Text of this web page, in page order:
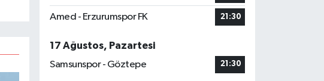
Amed - Erzurumspor FK 21:30
17 Ağustos, Pazartesi
Samsunspor - Göztepe
21:30